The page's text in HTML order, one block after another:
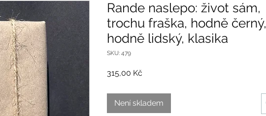
Rande naslepo: život sám,
trochu fraška, hodně černý,
hodně lidský, klasika
SKU: 479
315,00 Kč
Není skladem